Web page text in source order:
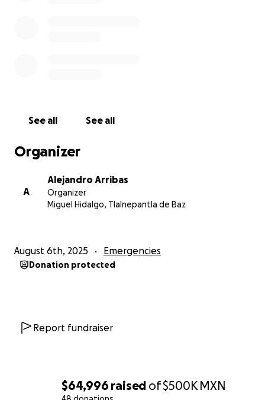
$64,996 raised of$500K MXN
See all See all
Organizer
A
Alejandro Arribas
Organizer
Miguel Hidalgo, Tlalnepantla de Baz
August 6th, 2025 Emergencies
Donation protected
Report fundraiser